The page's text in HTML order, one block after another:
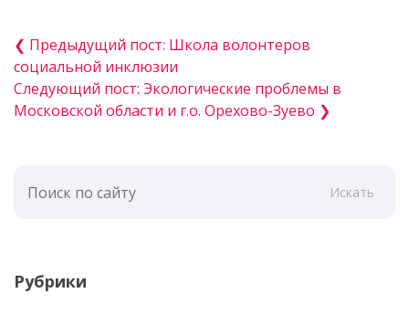
❮ Предыдущий пост: Школа волонтеров
социальной инклюзии
Следующий пост: Экологические проблемы в
Московской области и г.о. Орехово-Зуево ❯
Искать
Рубрики